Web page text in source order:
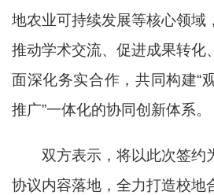
地农业可持续发展等核心领域
推动学术交流、促进成果转化
面深化务实合作，共同构建“
推广”一体化的协同创新体系。
双方表示，将以此次签约
协议内容落地，全力打造校地